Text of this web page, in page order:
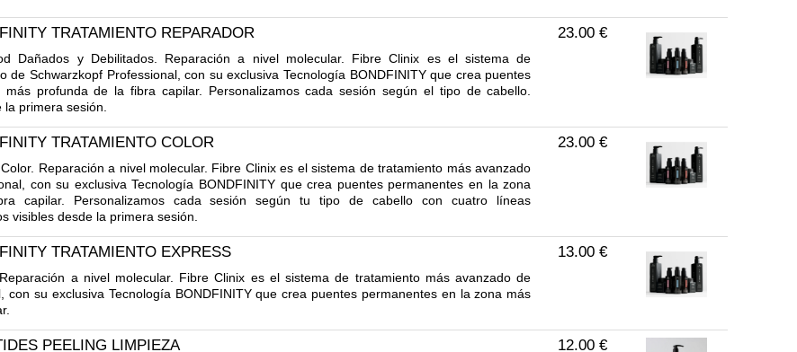
TRATAMIENTO REPARADOR
Dañados y Debilitados. Reparación a nivel molecular. Fibre Clinix es el sistema de
de Schwarzkopf Professional, con su exclusiva Tecnología BONDFINITY que crea puentes
profunda de la fibra capilar. Personalizamos cada sesión según el tipo de cabello.
primera sesión.
23.00 €
TRATAMIENTO COLOR
Reparación a nivel molecular. Fibre Clinix es el sistema de tratamiento más avanzado
con su exclusiva Tecnología BONDFINITY que crea puentes permanentes en la zona
capilar. Personalizamos cada sesión según tu tipo de cabello con cuatro líneas
visibles desde la primera sesión.
23.00 €
TRATAMIENTO EXPRESS
a nivel molecular. Fibre Clinix es el sistema de tratamiento más avanzado de
con su exclusiva Tecnología BONDFINITY que crea puentes permanentes en la zona más
13.00 €
PEELING LIMPIEZA 12.00 €